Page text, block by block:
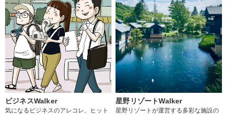
ビジネスWalker
気になるビジネスのアレコレ、ヒット
星野リゾートWalker
星野リゾートが運営する多彩な施設の